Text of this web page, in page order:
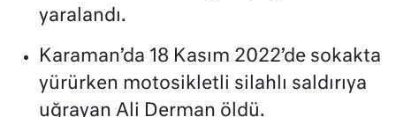
yaralandı.
Karaman’da 18 Kasım 2022’de sokakta
yürürken motosikletli silahlı saldırıya
uğrayan Ali Derman öldü.